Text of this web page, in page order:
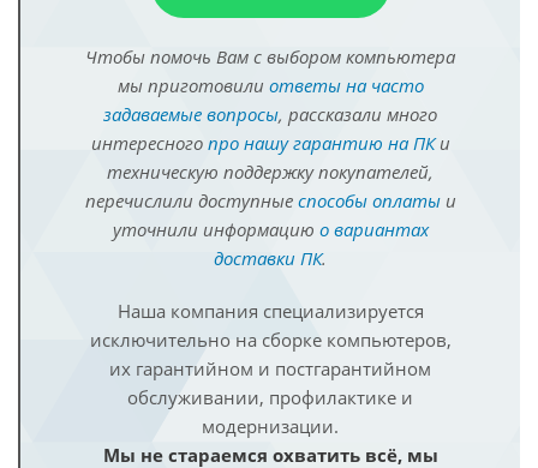
Чтобы помочь Вам с выбором компьютера
мы приготовили ответы на часто
задаваемые вопросы, рассказали много
интересного про нашу гарантию на ПКи
техническую поддержку покупателей,
перечислили доступные способы оплатыи
уточнили информацию о вариантах
доставки ПК.
Наша компания специализируется
исключительно на сборке компьютеров,
их гарантийном и постгарантийном
обслуживании, профилактике и
модернизации.
Мы не стараемся охватить всё, мы